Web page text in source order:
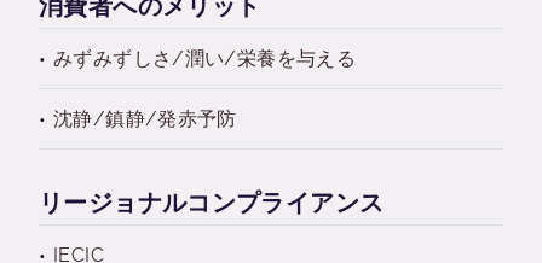
消費者へのメリット
みずみずしさ/潤い/栄養を与える
沈静/鎮静/発赤予防
リージョナルコンプライアンス
IECIC